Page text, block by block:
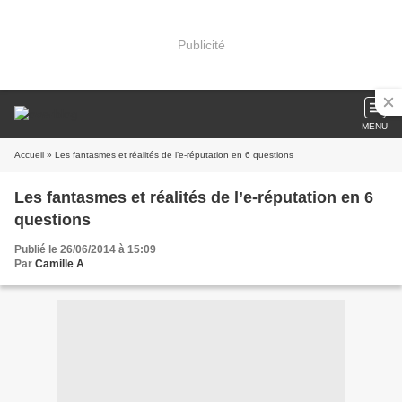
Publicité
MENU
Accueil » Les fantasmes et réalités de l’e-réputation en 6 questions
Les fantasmes et réalités de l’e-réputation en 6
questions
Publié le 26/06/2014 à 15:09
Par Camille A